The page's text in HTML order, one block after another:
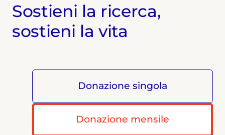
Sostieni la ricerca,
sostieni la vita
Donazione singola
Donazione mensile